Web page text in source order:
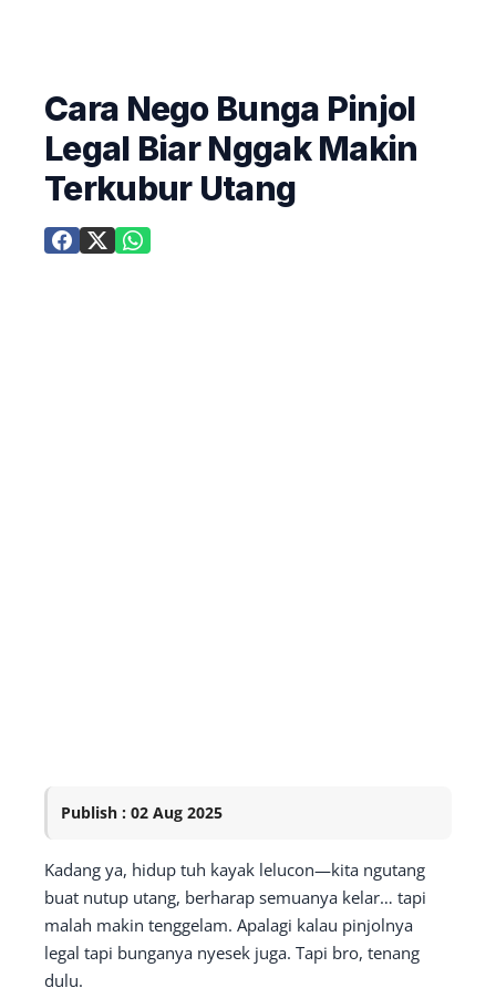
Cara Nego Bunga Pinjol
Legal Biar Nggak Makin
Terkubur Utang
Publish : 02 Aug 2025
Kadang ya, hidup tuh kayak lelucon—kita ngutang
buat nutup utang, berharap semuanya kelar… tapi
malah makin tenggelam. Apalagi kalau pinjolnya
legal tapi bunganya nyesek juga. Tapi bro, tenang
dulu.